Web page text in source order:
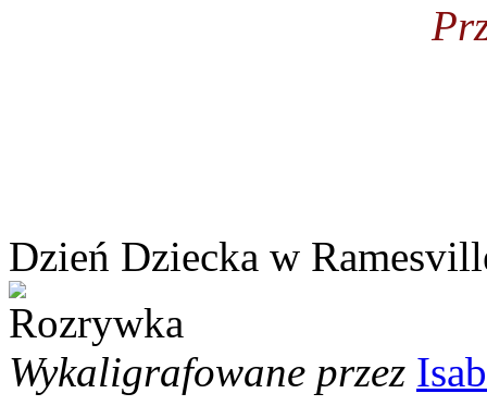
Dzień Dziecka w
Wykaligrafowane przez